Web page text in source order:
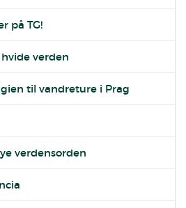
på TG!
verden
til vandreture i Prag
verdensorden